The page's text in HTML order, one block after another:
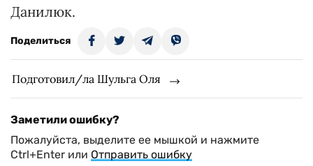
Данилюк.
Поделиться
Подготовил/ла Шульга Оля
Заметили ошибку?
Пожалуйста, выделите ее мышкой и нажмите
Ctrl+Enter или Отправить ошибку